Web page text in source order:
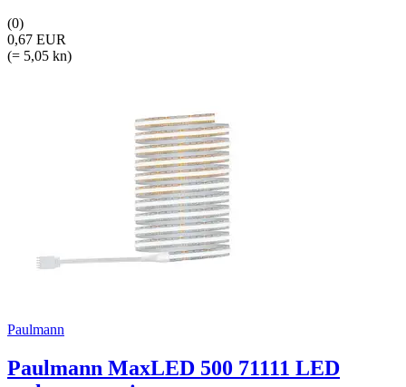
(0)
0,67 EUR
(= 5,05 kn)
Paulmann
Paulmann MaxLED 500 71111 LED